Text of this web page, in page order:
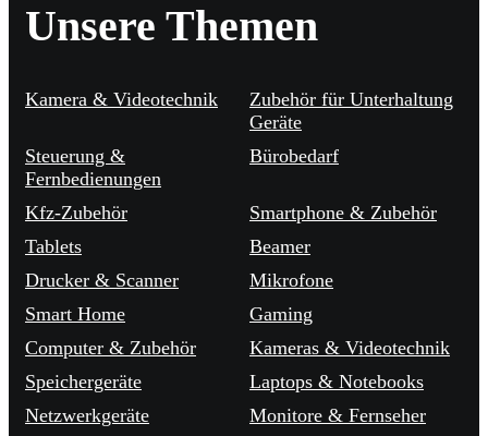
Unsere Themen
Kamera & Videotechnik
Zubehör für Unterhaltung
Geräte
Steuerung &
Fernbedienungen
Bürobedarf
Kfz-Zubehör
Smartphone & Zubehör
Tablets
Beamer
Drucker & Scanner
Mikrofone
Smart Home
Gaming
Computer & Zubehör
Kameras & Videotechnik
Speichergeräte
Laptops & Notebooks
Netzwerkgeräte
Monitore & Fernseher